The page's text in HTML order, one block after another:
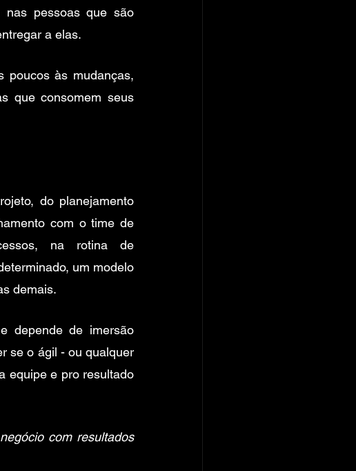
pessoas que são
a elas.
poucos às mudanças,
que consomem seus
do planejamento
com o time de
na rotina de
um modelo
demais.
depende de imersão
se o ágil - ou qualquer
equipe e pro resultado
com resultados